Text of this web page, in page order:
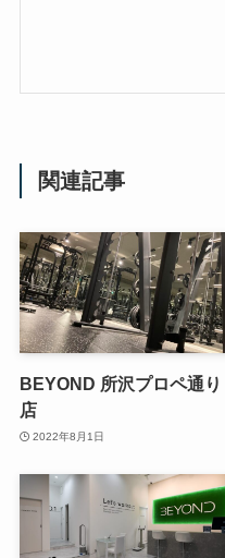
関連記事
BEYOND 所沢プロペ通り
店
2022年8月1日